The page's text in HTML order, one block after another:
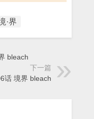
·界
bleach
下一篇
话 境界 bleach